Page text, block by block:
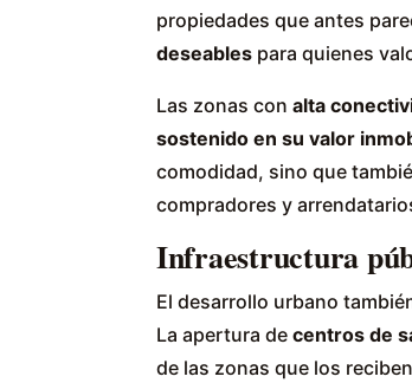
propiedades que antes
deseables para quienes
Las zonas con alta
sostenido en su valor
comodidad, sino que
compradores y
Infraestructura
El desarrollo urbano
La apertura de centros de
de las zonas que los